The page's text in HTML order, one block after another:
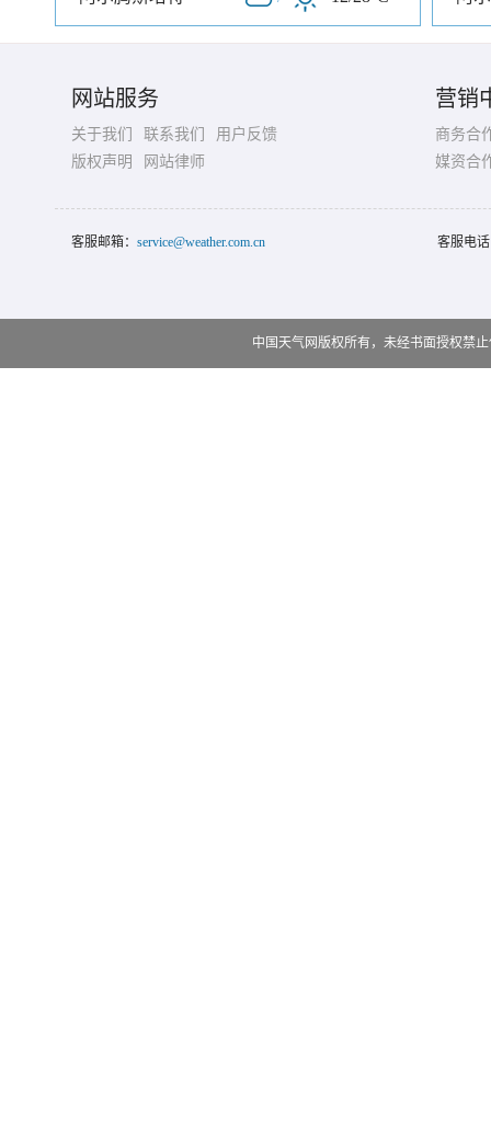
网站服务
关于我们 联系我们
用户反馈
版权声明
网站律师
营销
商务合
媒资合
客服邮箱： service@weather.com.cn 客服电
中国天气网版权所有，未经书面授权